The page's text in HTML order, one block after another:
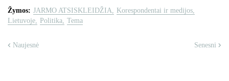
Žymos: JARMO ATSISKLEIDŽIA
Korespondentai ir medijos
Lietuvoje
Politika Tema
Naujesnė Senesni